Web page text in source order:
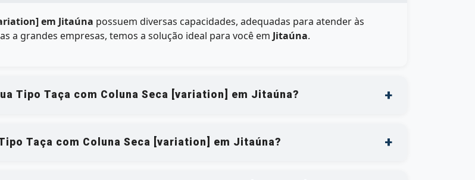
em Jitaúna possuem diversas capacidades, adequadas para atender às
a grandes empresas, temos a solução ideal para você em Jitaúna.
Tipo Taça com Coluna Seca [variation] em Jitaúna?
Taça com Coluna Seca [variation] em Jitaúna?